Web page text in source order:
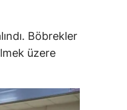
Böbrekler
üzere